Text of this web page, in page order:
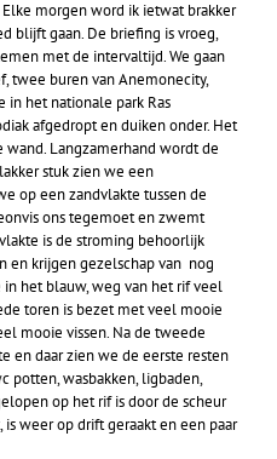
morgen word ik ietwat brakker
blijft gaan. De briefing is vroeg,
met de intervaltijd. We gaan
twee buren van Anemonecity,
in het nationale park Ras
afgedropt en duiken onder. Het
Langzamerhand wordt de
stuk zien we een
op een zandvlakte tussen de
ons tegemoet en zwemt
is de stroming behoorlijk
en krijgen gezelschap van nog
het blauw, weg van het rif veel
toren is bezet met veel mooie
mooie vissen. Na de tweede
en daar zien we de eerste resten
potten, wasbakken, ligbaden,
op het rif is door de scheur
weer op drift geraakt en een paar